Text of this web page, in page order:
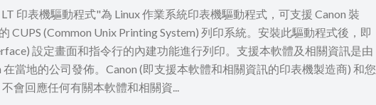
印表機驅動程式"為 Linux 作業系統印表機驅動程式，可支援 Canon 裝
CUPS (Common Unix Printing System) 列印系統。安裝此驅動程式後，即
設定畫面和指令行的內建功能進行列印。支援本軟體及相關資訊是由
在當地的公司發佈。Canon (即支援本軟體和相關資訊的印表機製造商) 和您
會回應任何有關本軟體和相關資...